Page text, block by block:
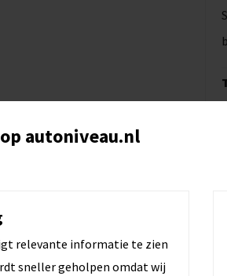
autoniveau.nl
relevante informatie te zien
sneller geholpen omdat wij